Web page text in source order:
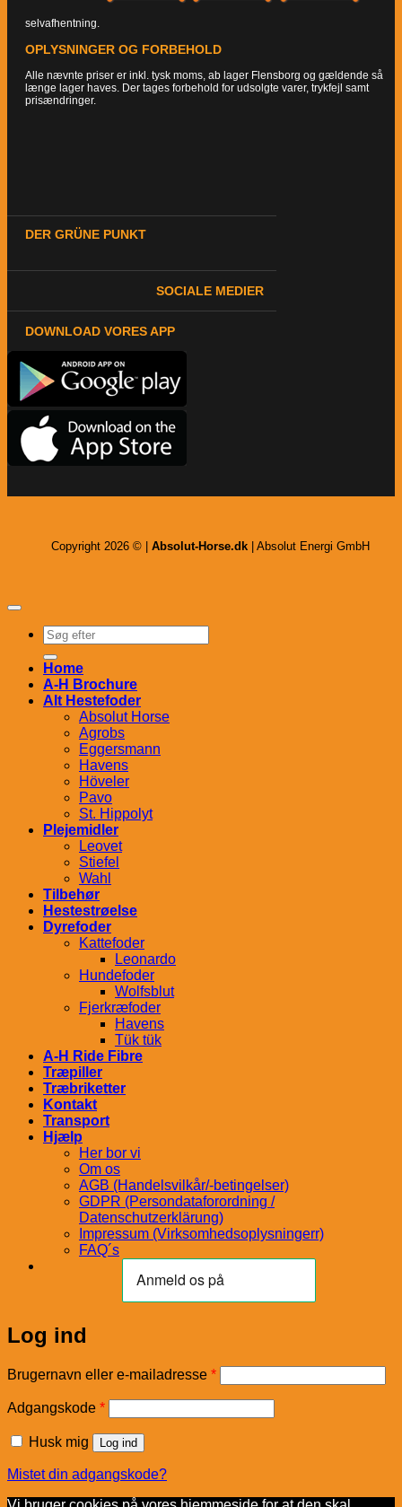
selvafhentning.
OPLYSNINGER OG FORBEHOLD
Alle nævnte priser er inkl. tysk moms, ab lager Flensborg og gældende så
længe lager haves. Der tages forbehold for udsolgte varer, trykfejl samt
prisændringer.
DER GRÜNE PUNKT
SOCIALE MEDIER
DOWNLOAD VORES APP
Copyright 2026 © | Absolut-Horse.dk| Absolut Energi GmbH
Søg
efter:
Home
A-H Brochure
Alt Hestefoder
Absolut Horse
Agrobs
Eggersmann
Havens
Höveler
Pavo
St. Hippolyt
Plejemidler
Leovet
Stiefel
Wahl
Tilbehør
Hestestrøelse
Dyrefoder
Kattefoder
Leonardo
Hundefoder
Wolfsblut
Fjerkræfoder
Havens
Tük tük
A-H Ride Fibre
Træpiller
Træbriketter
Kontakt
Transport
Hjælp
Her bor vi
Om os
AGB (Handelsvilkår/-betingelser)
GDPR (Persondataforordning /
Datenschutzerklärung)
Impressum (Virksomhedsoplysningerr)
FAQ´s
Log ind
Brugernavn eller e-mailadresse *Påkrævet
Adgangskode *Påkrævet
Husk mig Log ind
Mistet din adgangskode?